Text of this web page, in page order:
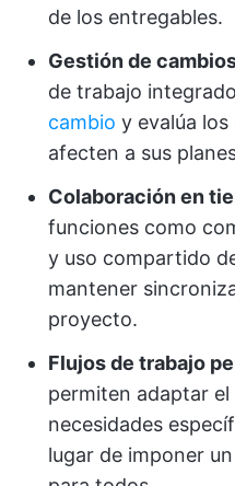
de los entregables.
Gestión de
de trabajo
cambio y evalúa
afecten a sus
Colaboración en
funciones como
y uso compartido
mantener
proyecto.
Flujos de trabajo
permiten adaptar el
necesidades
lugar de imponer